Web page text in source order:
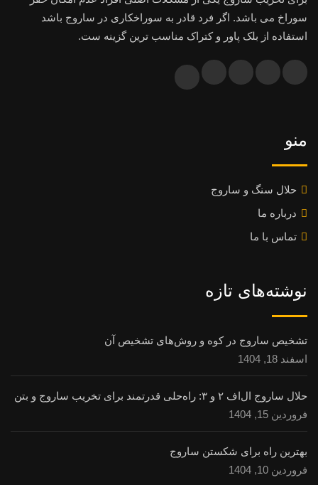
سوراخ می باشد. اگر فرد قادر به سوراخکاری در ساروج باشد
استفاده از بلک پاور و کتراک مناسب ترین گزینه ست.
منو
حلال سنگ و ساروج
درباره ما
تماس با ما
نوشته‌های تازه
تشخیص ساروج در کوه و روش‌های تشخیص آن
اسفند 18, 1404
حلال ساروج ال‌اف ۲ و ۳: راه‌حلی قدرتمند برای تخریب ساروج و بتن
فروردین 15, 1404
بهترین راه برای شکستن ساروج
فروردین 10, 1404